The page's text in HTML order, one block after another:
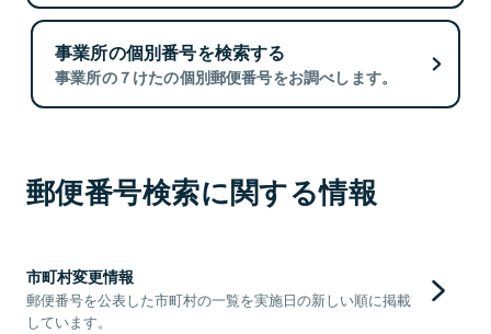
事業所の個別番号を検索する
事業所の７けたの個別郵便番号をお調べします。
郵便番号検索に関する情報
市町村変更情報
郵便番号を公表した市町村の一覧を実施日の新しい順に掲載
しています。